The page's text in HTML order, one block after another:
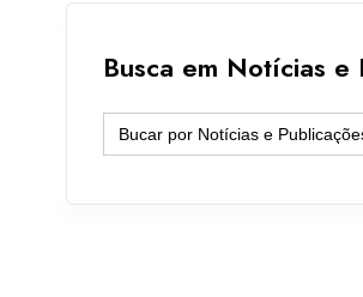
Busca em Notícias e
Search
for: